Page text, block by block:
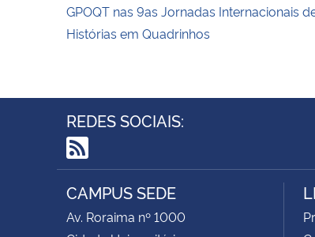
GPOQT nas 9as Jornadas Internacionais
Histórias em Quadrinhos
REDES SOCIAIS:
RSS
CAMPUS SEDE
Av. Roraima nº 1000